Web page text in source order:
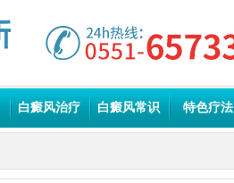
白癜风治疗 白癜风常识 特色疗法